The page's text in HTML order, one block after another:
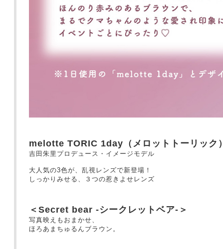
melotte TORIC 1day（メロットトーリック）
吉田朱里プロデュース・イメージモデル
大人気の3色が、乱視レンズで新登場！
しっかりみせる、３つの惹きよせレンズ
＜Secret bear -シークレットベア-＞
写真映えもおまかせ、
ほろあまちゅるんブラウン。